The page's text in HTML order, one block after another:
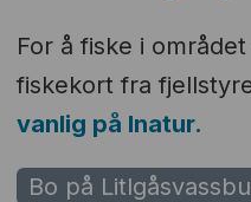
For å fiske i
fiskekort fra
vanlig på Inatur.
Bo på